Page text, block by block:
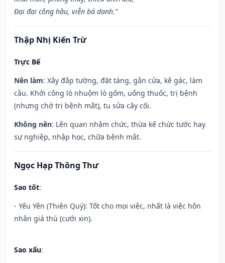
Đại đại công hầu, viễn bá danh.”
Thập Nhị Kiến Trừ
Trực Bế
Nên làm: Xây đắp tường, đặt táng, gắn cửa, kê gác, làm
cầu. Khởi công lò nhuộm lò gốm, uống thuốc, trị bệnh
(nhưng chớ trị bệnh mắt), tu sửa cây cối.
Không nên: Lên quan nhậm chức, thừa kế chức tước hay
sự nghiệp, nhập học, chữa bệnh mắt.
Ngọc Hạp Thông Thư
Sao tốt:
- Yếu Yên (Thiên Quý): Tốt cho mọi việc, nhất là việc hôn
nhân giá thú (cưới xin).
Sao xấu: